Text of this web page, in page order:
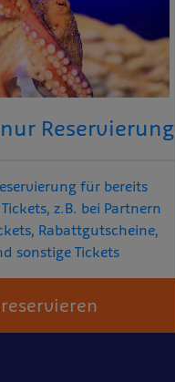
Reservierung
für bereits
z.B. bei Partnern
Rabattgutscheine,
sonstige Tickets